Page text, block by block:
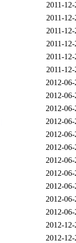
2011-
2011-
2011-
2011-
2011-
2011-
2012-
2012-
2012-
2012-
2012-
2012-
2012-
2012-
2012-
2012-
2012-
2012-
2012-